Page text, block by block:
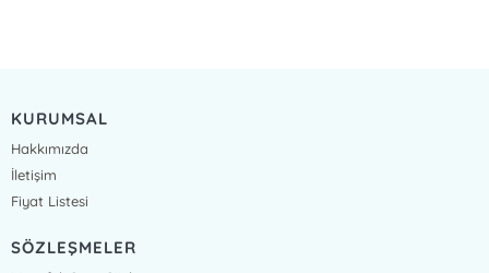
KURUMSAL
Hakkımızda
İletişim
Fiyat Listesi
SÖZLEŞMELER